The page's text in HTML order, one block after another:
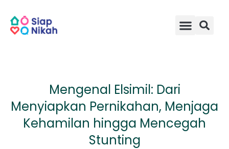
content
Mengenal Elsimil: Dari
Menyiapkan Pernikahan, Menjaga
Kehamilan hingga Mencegah
Stunting